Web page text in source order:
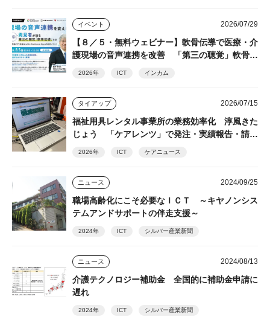
イベント 2026/07/29
【８／５・無料ウェビナー】軟骨伝導で医療・介
護現場の音声連携を改善 「第三の聴覚」軟骨伝
導の発見者・細井裕司氏が解説
2026年 ICT インカム
タイアップ 2026/07/15
福祉用具レンタル事業所の業務効率化 淳風きた
じょう 「ケアレンツ」で発注・実績報告・請求
を一元化
2026年 ICT ケアニュース
ニュース 2024/09/25
職場高齢化にこそ必要なＩＣＴ ～キヤノンシス
テムアンドサポートの伴走支援～
2024年 ICT シルバー産業新聞
ニュース 2024/08/13
介護テクノロジー補助金 全国的に補助金申請に
遅れ
2024年 ICT シルバー産業新聞